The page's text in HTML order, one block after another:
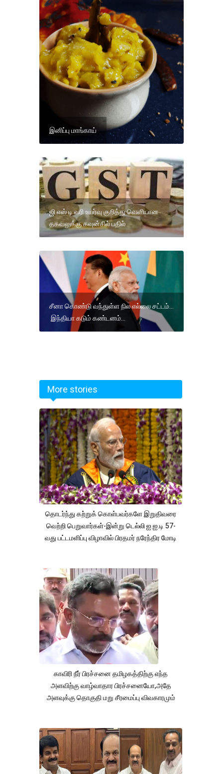
இனிப்பு மாங்காய்
ஜி எஸ் டி வரி உயர்வு குறித்து வெளியான
தகவலுக்கு கவுன்சில் பதில்
சீனா கொண்டு வந்துள்ள நில எல்லை சட்டம்...
இந்தியா கடும் கண்டனம்...
More stories
தொடர்ந்து கற்றுக் கொள்பவர்களே இறுதிவரை
வெற்றி பெறுவார்கள்-இன்று டெல்லி ஐ.ஐ.டி 57-
வது பட்டமளிப்பு விழாவில் பிரதமர் நரேந்திர மோடி
காவிரி நீர் பிரச்சனை தமிழகத்திற்கு எந்த
அளவிற்கு வாழ்வாதார பிரச்சனையோ,அதே
அளவுக்கு தொகுதி மறு சீரமைப்பு விவகாரமும்